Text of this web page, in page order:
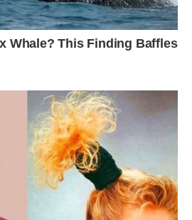
Він відмовляв Аллу від цієї
не потрібні. Але Алла дуже
її послухати. З машини вийшов